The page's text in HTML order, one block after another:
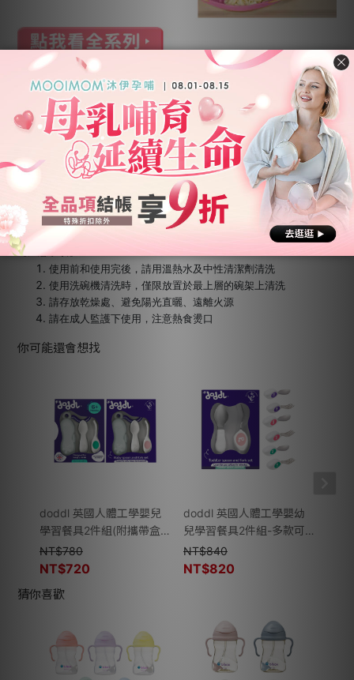
規格說明
品牌：B.Box
品名：專利湯匙叉子組
叉匙及手柄處：聚丙烯(PP)，耐熱溫度100度~130度
手柄防滑處：TPE，耐熱溫度100度
尺寸：叉：11cm，匙：13cm，外殼：14x5.5x3.5cm
適用年齡：9個月以上
製造產地：澳洲設計，中國製造
【注意事項】
使用前和使用完後，請用溫熱水及中性清潔劑清洗
使用洗碗機清洗時，僅限放置於最上層的碗架上清洗
請存放乾燥處、避免陽光直曬、遠離火源
請在成人監護下使用，注意熱食燙口
你可能還會想找
doddl 英國人體工學嬰兒
學習餐具2件組(附攜帶盒)-
多款可選
NT$780
NT$720
doddl 英國人體工學嬰幼
兒學習餐具2件組-多款可
選
NT$840
NT$820
猜你喜歡